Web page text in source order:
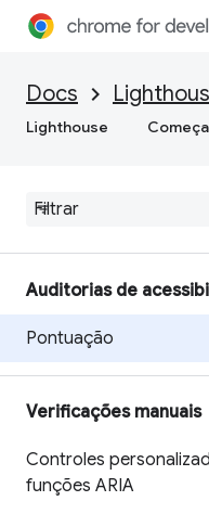
Docs
Lighthouse
Auditorias de
Pontuação
Verificações manuais
Controles
funções ARIA